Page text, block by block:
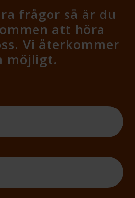
frågor så är du
att höra
Vi återkommer
möjligt.